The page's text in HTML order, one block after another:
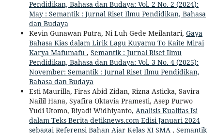
Pendidikan, Bahasa dan Budaya: Vol. 2 No. 2 (2024):
May : Semantik : Jurnal Riset Ilmu Pendidikan, Bahasa
dan Budaya
Kevin Gunawan Putra, Ni Luh Gede Meilantari, Gaya
Bahasa Kias dalam Lirik Lagu Kuyamu To Kaite Mirai
Karya Mafumafu , Semantik : Jurnal Riset Ilmu
Pendidikan, Bahasa dan Budaya: Vol. 3 No. 4 (2025):
November: Semantik : Jurnal Riset Ilmu Pendidikan,
Bahasa dan Budaya
Esti Maurilla, Firas Abid Zidan, Rizna Asticka, Savira
Nailil Hana, Syafira Oktavia Pramesti, Asep Purwo
Yudi Utomo, Riyadi Widhiyanto, Analisis Kualitas Isi
dalam Teks Berita detiknews.com Edisi Januari 2024
sebagai Referensi Bahan Ajar Kelas XI SMA , Semantik